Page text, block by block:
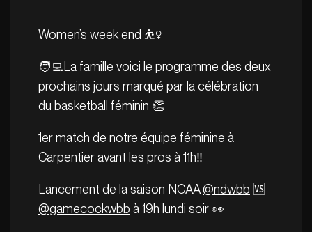
Women’s week end ⛹️‍♀️
🧑‍💻La famille voici le programme des deux
prochains jours marqué par la célébration
du basketball féminin 👏
1er match de notre équipe féminine à
Carpentier avant les pros à 11h‼️
Lancement de la saison NCAA@ndwbb 🆚
@gamecockwbb à 19h lundi soir 👀